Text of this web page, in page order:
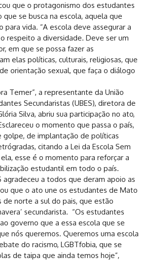
que o protagonismo dos estudantes
que se busca na escola, aquela que
para vida. “A escola deve assegurar a
respeito a diversidade. Deve ser um
em que se possa fazer as
elas políticas, culturais, religiosas, que
orientação sexual, que faça o diálogo
Temer”, a representante da União
Secundaristas (UBES), diretora de
Silva, abriu sua participação no ato,
o momento que passa o país,
de implantação de políticas
citando a Lei da Escola Sem
esse é o momento para reforçar a
estudantil em todo o país.
agradeceu a todos que deram apoio as
que o ato une os estudantes de Mato
de norte a sul do pais, que estão
secundarista. “Os estudantes
governo que a essa escola que se
nós queremos. Queremos uma escola
do racismo, LGBTfobia, que se
de taipa que ainda temos hoje”,